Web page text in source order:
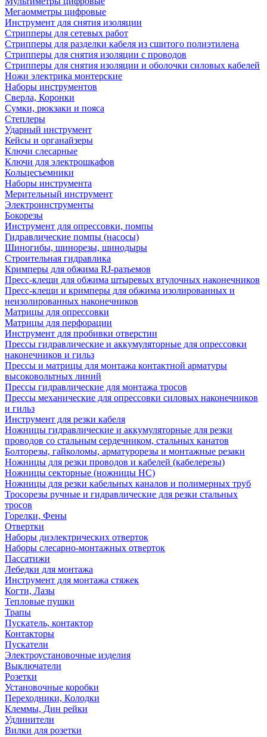
Мегаомметры цифровые
Инструмент для снятия изоляции
Стрипперы для сетевых работ
Стрипперы для разделки кабеля из сшитого полиэтилена
Cтрипперы для снятия изоляции с проводов
Стрипперы для снятия изоляции и оболочки силовых кабелей
Ножи электрика монтерские
Наборы инструментов
Сверла, Коронки
Сумки, рюкзаки и пояса
Степлеры
Ударный инструмент
Кейсы и органайзеры
Ключи слесарные
Ключи для электрошкафов
Кольцесъемники
Наборы инструмента
Мерительный инструмент
Электроинструменты
Бокорезы
Инструмент для опрессовки, помпы
Гидравлические помпы (насосы)
Шиногибы, шинорезы, шинодыры
Строительная гидравлика
Кримперы для обжима RJ-разъемов
Пресс-клещи для обжима штыревых втулочных наконечников
Пресс-клещи и кримперы для обжима изолированных и
неизолированных наконечников
Матрицы для опрессовки
Матрицы для перфорации
Инструмент для пробивки отверстии
Прессы гидравлические и аккумуляторные для опрессовки
наконечников и гильз
Прессы и матрицы для монтажа контактной арматуры
высоковольтных линий
Прессы гидравлические для монтажа тросов
Прессы механические для опрессовки силовых наконечников
и гильз
Инструмент для резки кабеля
Ножницы гидравлические и аккумуляторные для резки
проводов со стальным сердечником, стальных канатов
Болторезы, гайколомы, арматурорезы и монтажные резаки
Ножницы для резки проводов и кабелей (кабелерезы)
Ножницы секторные (ножницы НС)
Ножницы для резки кабельных каналов и полимерных труб
Тросорезы ручные и гидравлические для резки стальных
тросов
Горелки, Фены
Отвертки
Наборы диэлектрических отверток
Наборы слесарно-монтажных отверток
Пассатижи
Лебедки для монтажа
Инструмент для монтажа стяжек
Когти, Лазы
Тепловые пушки
Трапы
Пускатель, контактор
Контакторы
Пускатели
Электроустановочные изделия
Выключатели
Розетки
Установочные коробки
Переходники, Колодки
Клеммы, Дин рейки
Удлинители
Вилки для розетки